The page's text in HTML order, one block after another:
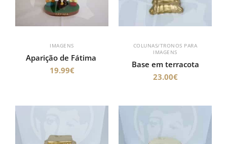
IMAGENS
Aparição de Fátima
19.99€
COLUNAS/TRONOS PARA
IMAGENS
Base em terracota
23.00€